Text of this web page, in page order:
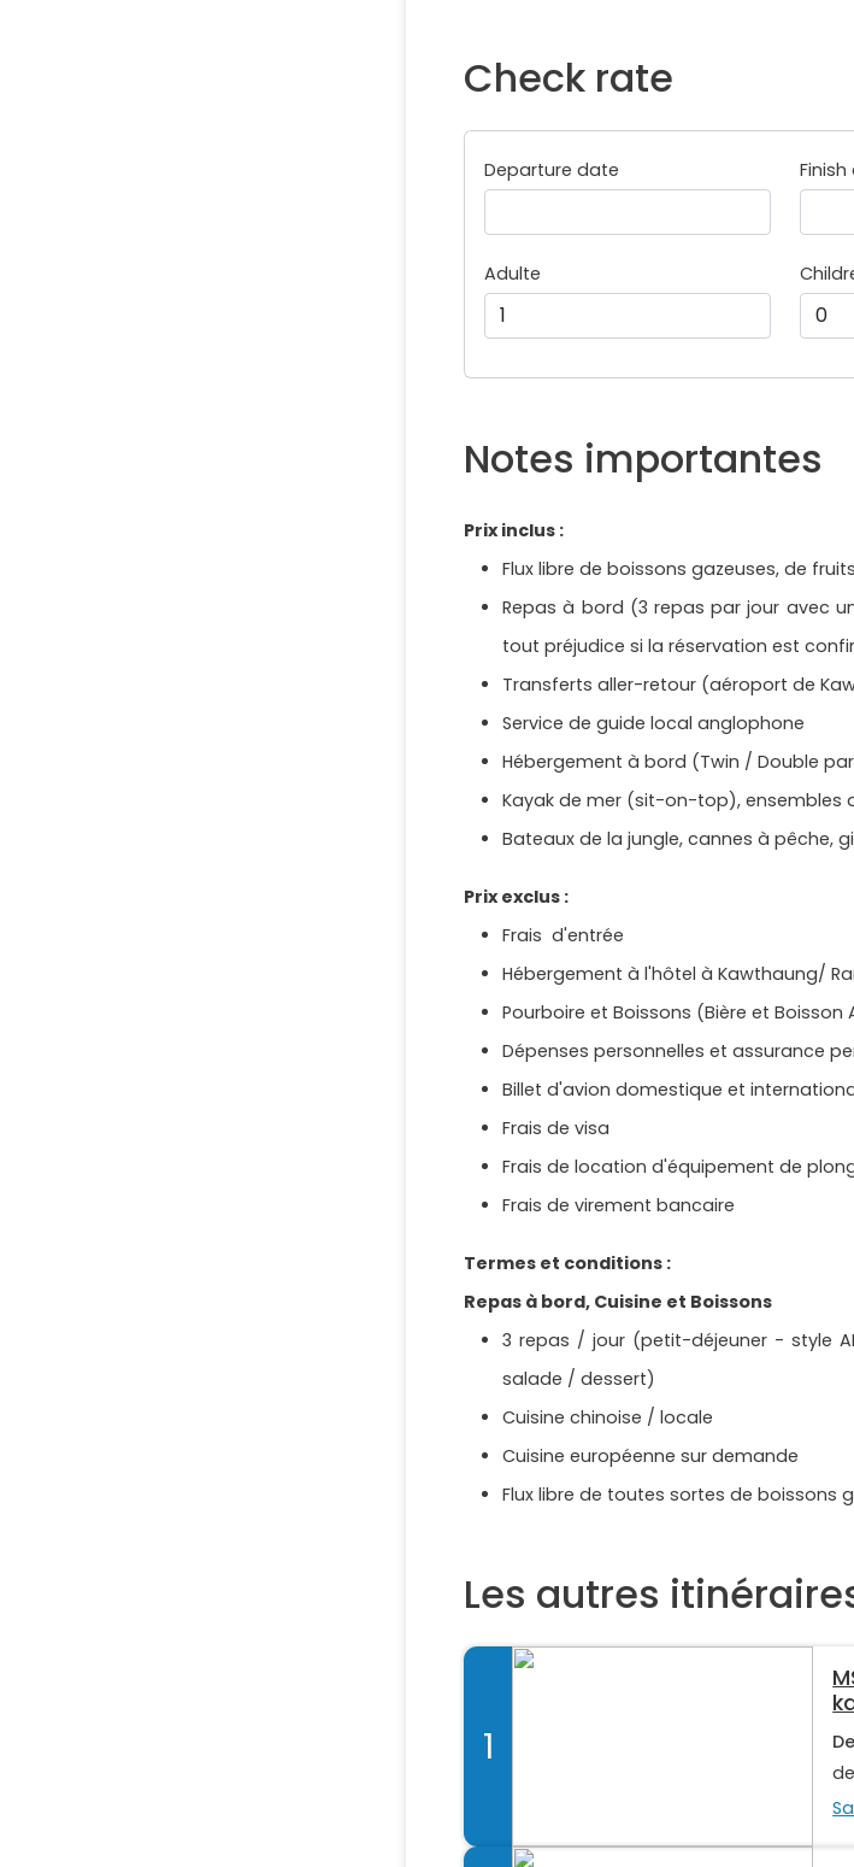
Check rate
Departure date
Adulte
Notes importantes
Prix inclus :
Flux libre de boissons gazeuses, de
Repas à bord (3 repas par jour avec
tout préjudice si la réservation est
Transferts aller-retour (aéroport de
Service de guide local anglophone
Hébergement à bord (Twin / Double
Kayak de mer (sit-on-top), ensembles
Bateaux de la jungle, cannes à pêche,
Prix exclus :
Frais d'entrée
Hébergement à l'hôtel à Kawthaung/
Pourboire et Boissons (Bière et Boisson
Dépenses personnelles et assurance
Billet d'avion domestique et
Frais de visa
Frais de location d'équipement de
Frais de virement bancaire
Termes et conditions :
Repas à bord, Cuisine et Boissons
3 repas / jour (petit-déjeuner - style
salade / dessert)
Cuisine chinoise / locale
Cuisine européenne sur demande
Flux libre de toutes sortes de boissons
Les autres
1